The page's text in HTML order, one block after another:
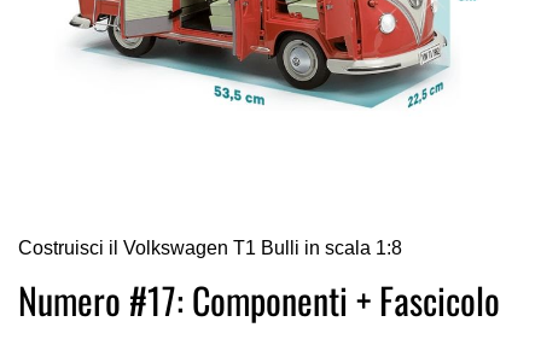
all'inizio
della
galleria
Costruisci il Volkswagen T1 Bulli in scala 1:8
Numero #17: Componenti + Fascicolo